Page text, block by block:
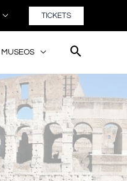
TICKETS
MUSEOS